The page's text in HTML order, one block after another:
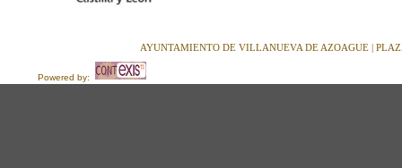
AYUNTAMIENTO DE VILLANUEVA DE AZOAGUE |
Powered by: